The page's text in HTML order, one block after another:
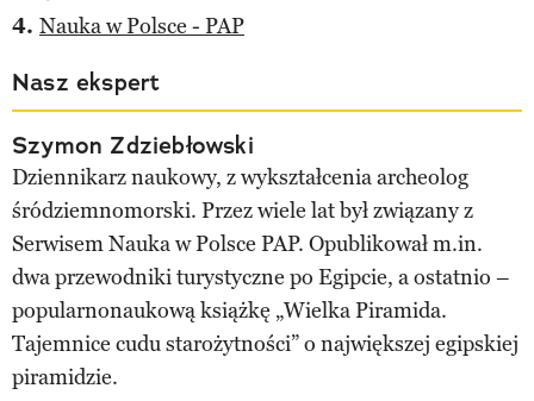
4. Nauka w Polsce - PAP
Nasz ekspert
Szymon Zdziebłowski
Dziennikarz naukowy, z wykształcenia archeolog
śródziemnomorski. Przez wiele lat był związany z
Serwisem Nauka w Polsce PAP. Opublikował m.in.
dwa przewodniki turystyczne po Egipcie, a ostatnio –
popularnonaukową książkę „Wielka Piramida.
Tajemnice cudu starożytności” o największej egipskiej
piramidzie.